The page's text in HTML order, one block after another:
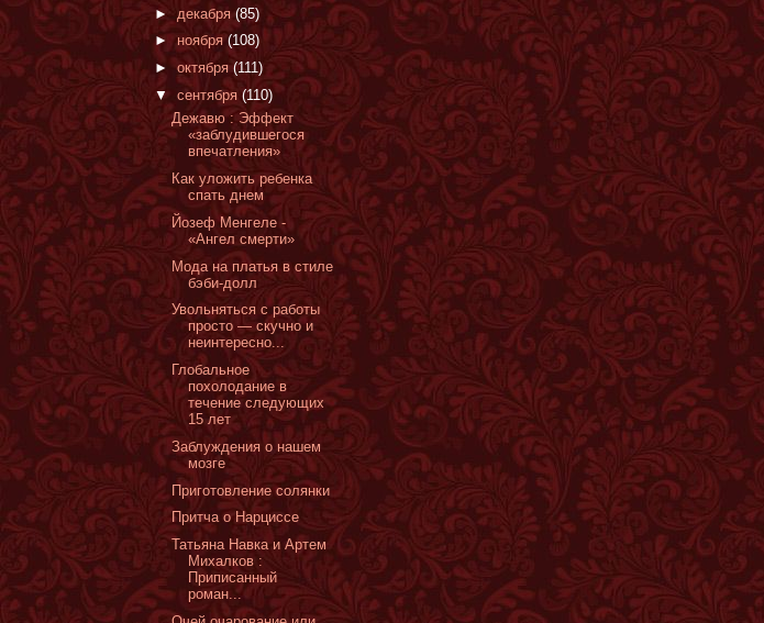
► декабря(85)
► ноября(108)
►октября (111)
▼ сентября (110)
Дежавю : Эффект
«заблудившегося
впечатления»
Как уложить ребенка
спать днем
Йозеф Менгеле -
«Ангел смерти»
Мода на платья в стиле
бэби-долл
Увольняться с работы
просто — скучно и
неинтересно...
Глобальное
похолодание в
течение следующих
15 лет
Заблуждения о нашем
мозге
Приготовление солянки
Притча о Нарциссе
Татьяна Навка и Артем
Михалков :
Приписанный
роман...